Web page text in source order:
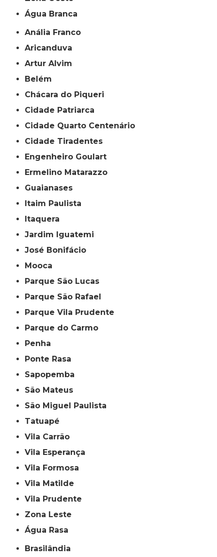
Água Branca
Anália Franco
Aricanduva
Artur Alvim
Belém
Chácara do Piqueri
Cidade Patriarca
Cidade Quarto Centenário
Cidade Tiradentes
Engenheiro Goulart
Ermelino Matarazzo
Guaianases
Itaim Paulista
Itaquera
Jardim Iguatemi
José Bonifácio
Mooca
Parque São Lucas
Parque São Rafael
Parque Vila Prudente
Parque do Carmo
Penha
Ponte Rasa
Sapopemba
São Mateus
São Miguel Paulista
Tatuapé
Vila Carrão
Vila Esperança
Vila Formosa
Vila Matilde
Vila Prudente
Zona Leste
Água Rasa
Brasilândia